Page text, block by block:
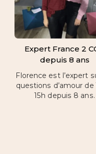
Expert France 2
depuis 8 ans
Florence est l’expert
questions d’amour de
15h depuis 8 ans.